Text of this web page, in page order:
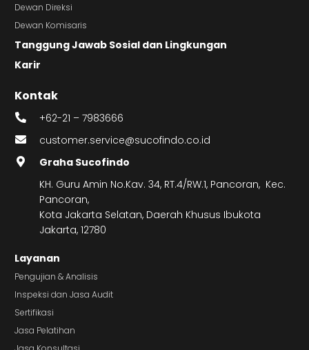
Dewan Direksi
Dewan Komisaris
Tanggung Jawab Sosial dan Lingkungan
Karir
Kontak
+62-21 – 7983666
customer.service@sucofindo.co.id
Graha Sucofindo
KH. Guru Amin No.Kav. 34, RT.4/RW.1, Pancoran, Kec.
Pancoran,
Kota Jakarta Selatan, Daerah Khusus Ibukota
Jakarta, 12780
Layanan
Pengujian & Analisis
Inspeksi dan Jasa Audit
Sertifikasi
Jasa Pelatihan